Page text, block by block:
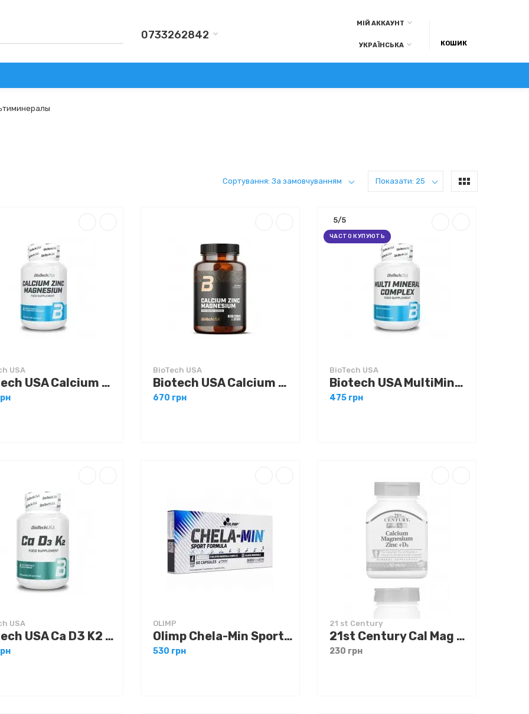
0733262842
МІЙ АККАУНТ
УКРАЇНСЬКА КОШИК
Сортування: За замовчуванням Показати: 25
USA
Biotech USA Calcium Zinc Magnesium 100 tabs
BioTech USA
Biotech USA Calcium Zinc Magnesium from organic sources 90 tabs
670 грн
5/5
ЧАСТО КУПУЮТЬ
BioTech USA
Biotech USA MultiMineral Complex 100 tabs
475 грн
USA
Biotech USA Ca D3 K2 90 caps
OLIMP
Olimp Chela-Min Sport Formula 60 caps
530 грн
21 st Century
21st Century Cal Mag Zinc D3 90 tabs
230 грн